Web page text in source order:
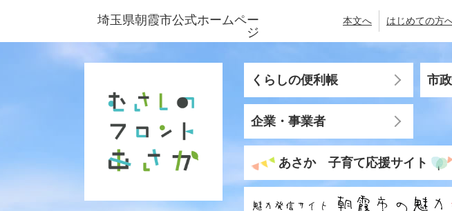
ジ
ュ
埼玉県朝霞市公式ホームペー
ジ
本文へ はじめての方
くらしの便利帳 市
企業・事業者
あさか 子育て応援サイト